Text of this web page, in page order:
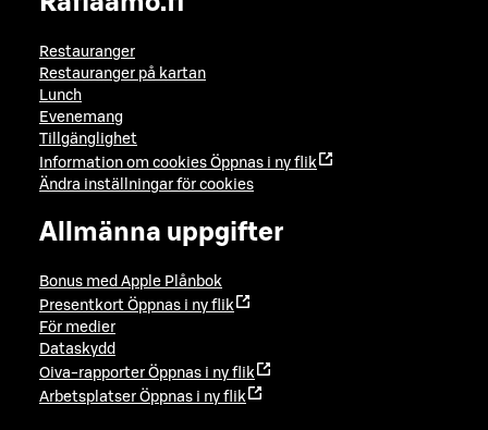
Restauranger
Restauranger på kartan
Lunch
Evenemang
Tillgänglighet
Information om cookies Öppnas i ny flik
Ändra inställningar för cookies
Allmänna uppgifter
Bonus med Apple Plånbok
Presentkort Öppnas i ny flik
För medier
Dataskydd
Oiva-rapporter Öppnas i ny flik
Arbetsplatser Öppnas i ny flik